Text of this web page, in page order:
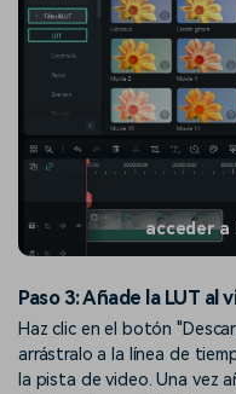
acceder
Paso 3: Añade la LUT
Haz clic en el botón
arrástralo a la línea de
la pista de video. Una vez